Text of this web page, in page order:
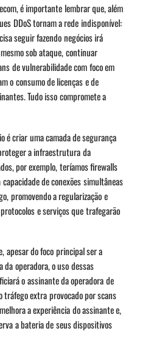
é importante lembrar que, além
DDoS tornam a rede indisponível:
seguir fazendo negócios irá
sob ataque, continuar
de vulnerabilidade com foco em
o consumo de licenças e de
Tudo isso compromete a
é criar uma camada de segurança
a infraestrutura da
por exemplo, teríamos firewalls
de conexões simultâneas
promovendo a regularização e
e serviços que trafegarão
apesar do foco principal ser a
operadora, o uso dessas
o assinante da operadora de
tráfego extra provocado por scans
a experiência do assinante e,
a bateria de seus dispositivos